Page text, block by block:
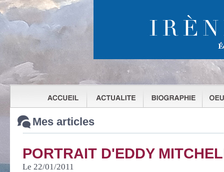
Mes articles
PORTRAIT D'EDDY
Le 22/01/2011